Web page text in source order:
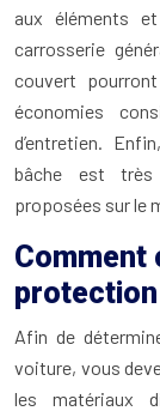
aux éléments
carrosserie
couvert
économies
d’entretien.
bâche est très
proposées sur le
Comment
Afin de
voiture, vous
les matériaux